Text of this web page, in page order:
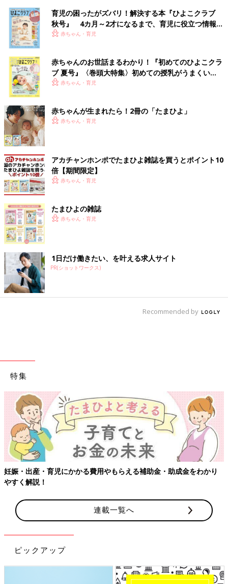
育児の困ったがズバリ！解決する本『ひよこクラブ
秋号』 4カ月～2才になるまで、育児に役立つ情報が
いっぱい！
赤ちゃん・育児
赤ちゃんのお世話まるわかり！『初めてのひよこクラ
ブ 夏号』〈巻頭大特集〉初めての授乳がうまくい
く！ おっぱい・ミルクの基本と夏のトラブル 解決テ
赤ちゃん・育児
赤ちゃんが生まれたら！2冊の「たまひよ」
赤ちゃん・育児
アカチャンホンポでたまひよ雑誌を買うとポイント10
倍【期間限定】
赤ちゃん・育児
たまひよの雑誌
赤ちゃん・育児
1日だけ働きたい、を叶える求人サイト
PR(ショットワークス)
Recommended by
特集
妊娠・出産・育児にかかる費用やもらえる補助金・助成金をわかり
やすく解説！
連載一覧へ
ピックアップ